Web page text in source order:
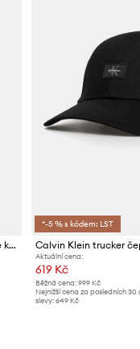
Calvin Klein ledvinka pánská z imitace kůže
*-5 % s kódem: LST
Calvin Klein trucker
Aktuální cena:
619 Kč
Běžná cena: 999 Kč
Nejnižší cena za posledních
slevy: 649 Kč